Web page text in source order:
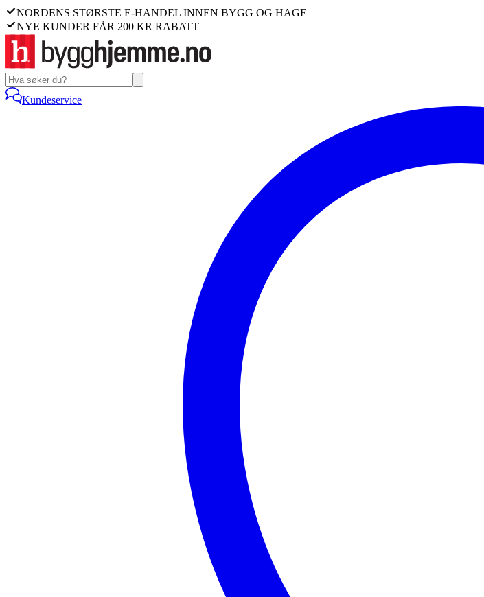
NORDENS STØRSTE E-HANDEL INNEN BYGG OG HAGE
NYE KUNDER FÅR 200 KR RABATT
Kundeservice